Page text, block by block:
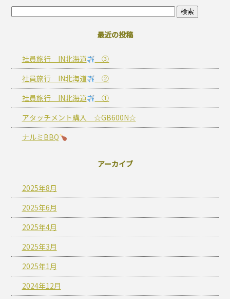
最近の投稿
社員旅行 IN北海道
③
社員旅行 IN北海道
②
社員旅行 IN北海道
①
アタッチメント購入 ☆GB600N☆
ナルミBBQ
アーカイブ
2025年8月
2025年6月
2025年4月
2025年3月
2025年1月
2024年12月